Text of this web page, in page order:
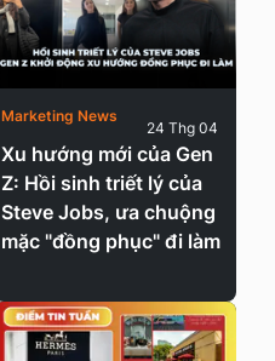
Xu hướng mới của Gen
Z: Hồi sinh triết lý của
Steve Jobs, ưa chuộng
mặc "đồng phục" đi làm
Marketing News
24 Thg 04